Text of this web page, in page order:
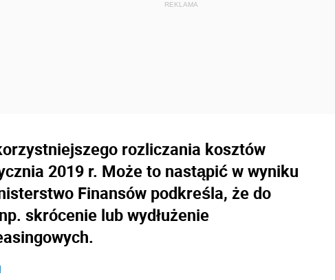
rozliczania kosztów
2019 r. Może to nastąpić w wyniku
Finansów podkreśla, że do
skrócenie lub wydłużenie